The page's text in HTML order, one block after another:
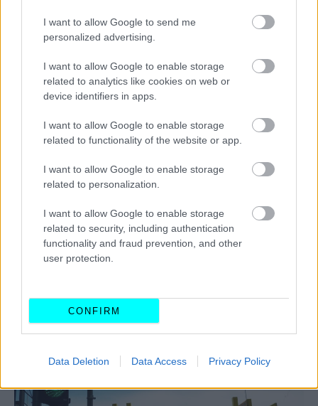
I want to allow Google to send me
personalized advertising.
I want to allow Google to enable storage
related to analytics like cookies on web or
device identifiers in apps.
I want to allow Google to enable storage
related to functionality of the website or app.
I want to allow Google to enable storage
related to personalization.
I want to allow Google to enable storage
related to security, including authentication
functionality and fraud prevention, and other
user protection.
CONFIRM
Data Deletion Data Access Privacy Policy
του φορτηγού διαπιστώθηκε ότι6 από τα 12 ελαστικά
του ήταν φθαρμένα
. Ο συλληφθείς οδηγήθηκε στον
αρμόδιο Εισαγγελέα.
Έτρεχε με 175 χλμ./ώρα με ηλεκτρικό
αυτοκίνητο μέσα στην Αθήνα -Τι θα πληρώσει;